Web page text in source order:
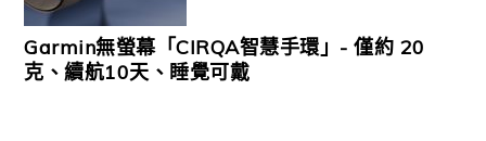
Garmin無螢幕「CIRQA智慧手環」- 僅約 20
克、續航10天、睡覺可戴